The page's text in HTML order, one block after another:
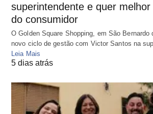
superintendente e quer
do consumidor
O Golden Square Shopping, em São Bernardo
novo ciclo de gestão com Victor Santos na
Leia Mais
5 dias atrás